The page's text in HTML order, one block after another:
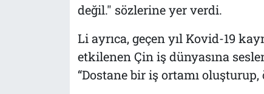
değil." sözlerine yer verdi.
Li ayrıca, geçen yıl Kovid-19
etkilenen Çin iş dünyasına
“Dostane bir iş ortamı